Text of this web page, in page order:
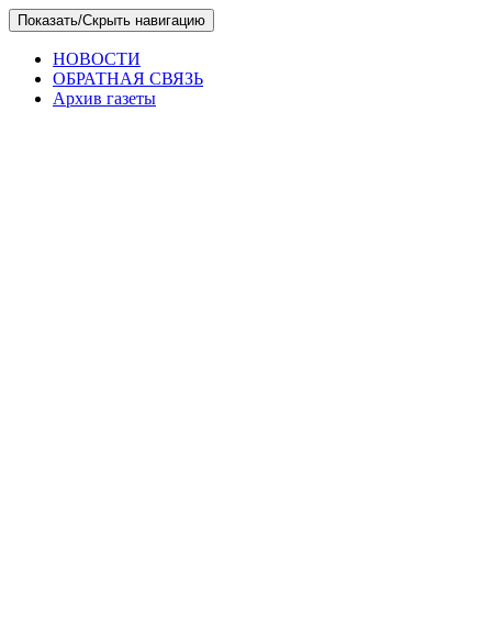
Skip
to
content
Показать/Скрыть навигацию
НОВОСТИ
ОБРАТНАЯ СВЯЗЬ
Архив газеты